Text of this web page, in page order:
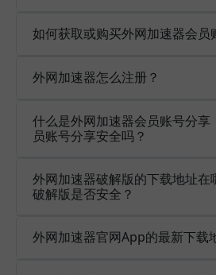
如何获取或购买外网加速器会员
外网加速器怎么注册？
什么是外网加速器会员账号分享
员账号分享安全吗？
外网加速器破解版的下载地址在
破解版是否安全？
外网加速器官网App的最新下载